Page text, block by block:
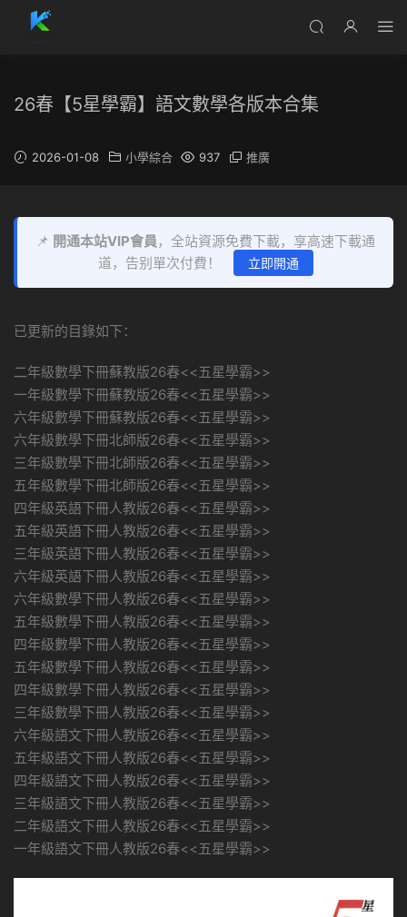
26春【5星學霸】語文數學各版本合集
2026-01-08 小學綜合 937 推廣
📌 開通本站VIP會員，全站資源免費下載，享高速下載通
道，告别單次付費！
立即開通
已更新的目錄如下：
二年級數學下冊蘇教版26春<<五星學霸>>
一年級數學下冊蘇教版26春<<五星學霸>>
六年級數學下冊蘇教版26春<<五星學霸>>
六年級數學下冊北師版26春<<五星學霸>>
三年級數學下冊北師版26春<<五星學霸>>
五年級數學下冊北師版26春<<五星學霸>>
四年級英語下冊人教版26春<<五星學霸>>
五年級英語下冊人教版26春<<五星學霸>>
三年級英語下冊人教版26春<<五星學霸>>
六年級英語下冊人教版26春<<五星學霸>>
六年級數學下冊人教版26春<<五星學霸>>
五年級數學下冊人教版26春<<五星學霸>>
四年級數學下冊人教版26春<<五星學霸>>
五年級數學下冊人教版26春<<五星學霸>>
四年級數學下冊人教版26春<<五星學霸>>
三年級數學下冊人教版26春<<五星學霸>>
六年級語文下冊人教版26春<<五星學霸>>
五年級語文下冊人教版26春<<五星學霸>>
四年級語文下冊人教版26春<<五星學霸>>
三年級語文下冊人教版26春<<五星學霸>>
二年級語文下冊人教版26春<<五星學霸>>
一年級語文下冊人教版26春<<五星學霸>>